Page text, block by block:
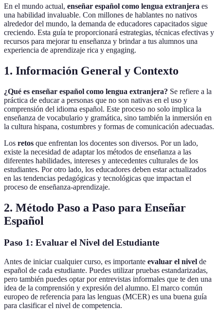
En el mundo actual, enseñar español como lengua extranjera es
una habilidad invaluable. Con millones de hablantes no nativos
alrededor del mundo, la demanda de educadores capacitados sigue
creciendo. Esta guía te proporcionará estrategias, técnicas efectivas y
recursos para mejorar tu enseñanza y brindar a tus alumnos una
experiencia de aprendizaje rica y engaging.
1. Información General y Contexto
¿Qué es enseñar español como lengua extranjera? Se refiere a la
práctica de educar a personas que no son nativas en el uso y
comprensión del idioma español. Este proceso no solo implica la
enseñanza de vocabulario y gramática, sino también la inmersión en
la cultura hispana, costumbres y formas de comunicación adecuadas.
Los retos que enfrentan los docentes son diversos. Por un lado,
existe la necesidad de adaptar los métodos de enseñanza a las
diferentes habilidades, intereses y antecedentes culturales de los
estudiantes. Por otro lado, los educadores deben estar actualizados
en las tendencias pedagógicas y tecnológicas que impactan el
proceso de enseñanza-aprendizaje.
2. Método Paso a Paso para Enseñar
Español
Paso 1: Evaluar el Nivel del Estudiante
Antes de iniciar cualquier curso, es importante evaluar el nivel de
español de cada estudiante. Puedes utilizar pruebas estandarizadas,
pero también puedes optar por entrevistas informales que te den una
idea de la comprensión y expresión del alumno. El marco común
europeo de referencia para las lenguas (MCER) es una buena guía
para clasificar el nivel de competencia.